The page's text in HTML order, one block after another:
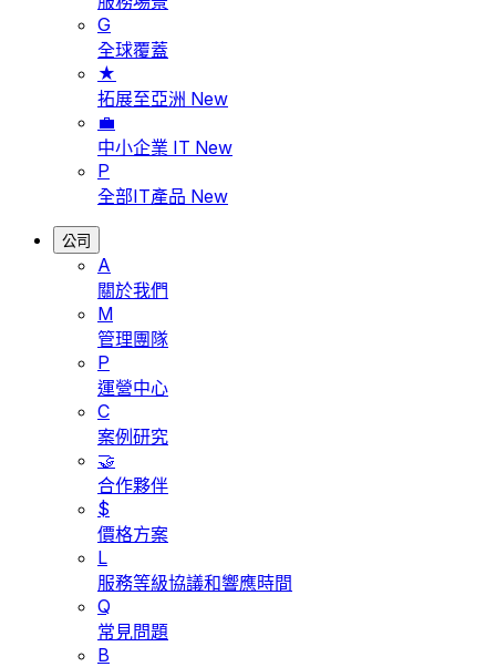
G
全球覆蓋
★
拓展至亞洲 New
💼
中小企業 IT New
P
全部IT產品 New
公司
A
關於我們
M
管理團隊
P
運營中心
C
案例研究
🤝
合作夥伴
$
價格方案
L
服務等級協議和響應時間
Q
常見問題
B